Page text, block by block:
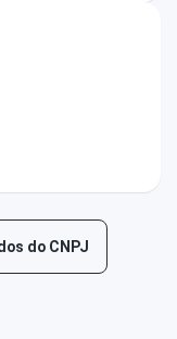
do CNPJ